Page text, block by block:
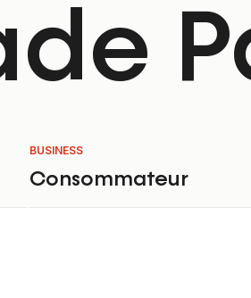
BUSINESS
Consommateur